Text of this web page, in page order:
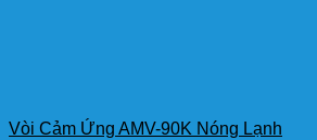
Vòi Cảm Ứng AMV-90K Nóng Lạnh